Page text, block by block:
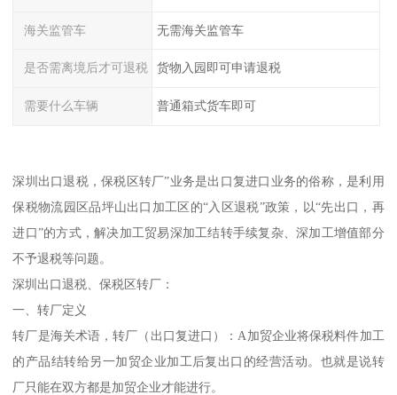
海关监管车 无需海关监管车
是否需离境后才可退税 货物入园即可申请退税
需要什么车辆 普通箱式货车即可
深圳出口退税，保税区转厂”业务是出口复进口业务的俗称，是利用
保税物流园区品坪山出口加工区的“入区退税”政策，以“先出口，再
进口”的方式，解决加工贸易深加工结转手续复杂、深加工增值部分
不予退税等问题。
深圳出口退税、保税区转厂：
一、转厂定义
转厂是海关术语，转厂（出口复进口）：A加贸企业将保税料件加工
的产品结转给另一加贸企业加工后复出口的经营活动。也就是说转
厂只能在双方都是加贸企业才能进行。